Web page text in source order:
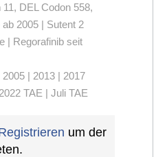
DEL Codon 558,
2005 | Sutent 2
| Regorafinib seit
| 2013 | 2017
TAE | Juli TAE
um der